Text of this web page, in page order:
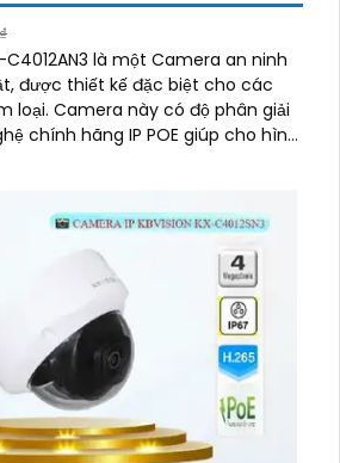
là một Camera an ninh
được thiết kế đặc biệt cho các
phân giải
chính hãng IP POE giúp cho hình